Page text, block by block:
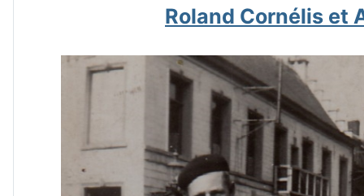
Roland Cornélis et